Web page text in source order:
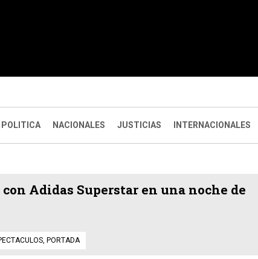
POLITICA NACIONALES JUSTICIAS INTERNACIONALES
Adidas Superstar en una noche de
PORTADA